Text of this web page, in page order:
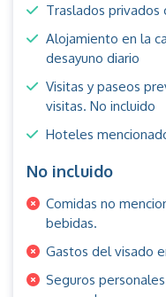
Traslados privados
Alojamiento en la
desayuno diario
Visitas y paseos
visitas. No incluido
Hoteles
No incluido
Comidas no
bebidas.
Gastos del visado
Seguros